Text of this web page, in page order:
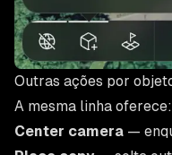
Outras ações por
A mesma linha oferece:
Center camera —